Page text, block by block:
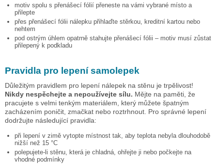
motiv spolu s přenášecí fólií přeneste na vámi vybrané místo a
přilepte
přes přenášecí fólii nálepku přihlaďte stěrkou, kreditní kartou nebo
nehtem
pod ostrým úhlem opatrně stahujte přenášecí fólii – motiv musí zůstat
přilepený k podkladu
Pravidla pro lepení samolepek
Důležitým pravidlem pro lepení nálepek na stěnu je trpělivost!
Nikdy nespěchejte a nepoužívejte sílu. Mějte na paměti, že
pracujete s velmi tenkým materiálem, který můžete špatným
zacházením poničit, zmačkat nebo roztrhnout. Pro správné lepení
dodržujte následující pravidla:
při lepení v zimě vytopte místnost tak, aby teplota nebyla dlouhodobě
nižší než 15 °C
polepujete-li stěnu, která je chladná, ohřejte ji nebo počkejte na
vhodné podmínky